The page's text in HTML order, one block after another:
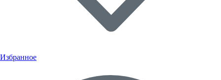
Избранное